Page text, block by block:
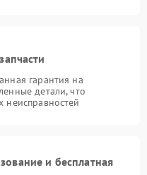
гарантия на
детали, что
неисправностей
и бесплатная